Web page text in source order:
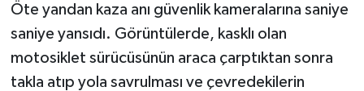
Öte yandan kaza anı güvenlik kameralarına saniye
saniye yansıdı. Görüntülerde, kasklı olan
motosiklet sürücüsünün araca çarptıktan sonra
takla atıp yola savrulması ve çevredekilerin